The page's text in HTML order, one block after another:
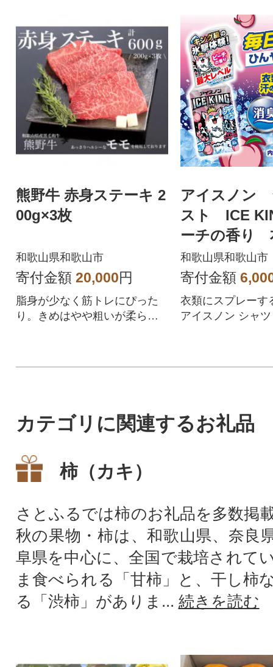
熊野牛 赤身ステーキ 2
00g×3枚
和歌山県和歌山市
寄付金額 20,000円
脂身が少なく筋トレにぴった
り。きめはやや粗いが柔らか
アイスノン
スト ICE
ーチの香り
替えセット
和歌山県和歌山市
寄付金額
衣類にスプレーす
アイスノン シャ
カテゴリに関連するお礼品
柿（カキ）
さとふるでは柿のお礼品を多数掲
秋の果物・柿は、和歌山県、奈良
阜県を中心に、全国で栽培されて
ま食べられる「甘柿」と、干し柿
る「渋柿」がありま... 続きを読む